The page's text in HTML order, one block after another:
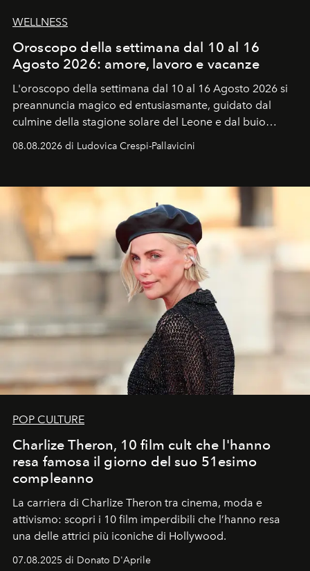
WELLNESS
Oroscopo della settimana dal 10 al 16
Agosto 2026: amore, lavoro e vacanze
L'oroscopo della settimana dal 10 al 16 Agosto 2026 si
preannuncia magico ed entusiasmante, guidato dal
culmine della stagione solare del Leone e dal buio
favorevole della Luna nuova in Leone del 12 agosto,
ideale per la notte delle Perseidi.
08.08.2026 di Ludovica Crespi-Pallavicini
POP CULTURE
Charlize Theron, 10 film cult che l'hanno
resa famosa il giorno del suo 51esimo
compleanno
La carriera di Charlize Theron tra cinema, moda e
attivismo: scopri i 10 film imperdibili che l’hanno resa
una delle attrici più iconiche di Hollywood.
07.08.2025 di Donato D'Aprile